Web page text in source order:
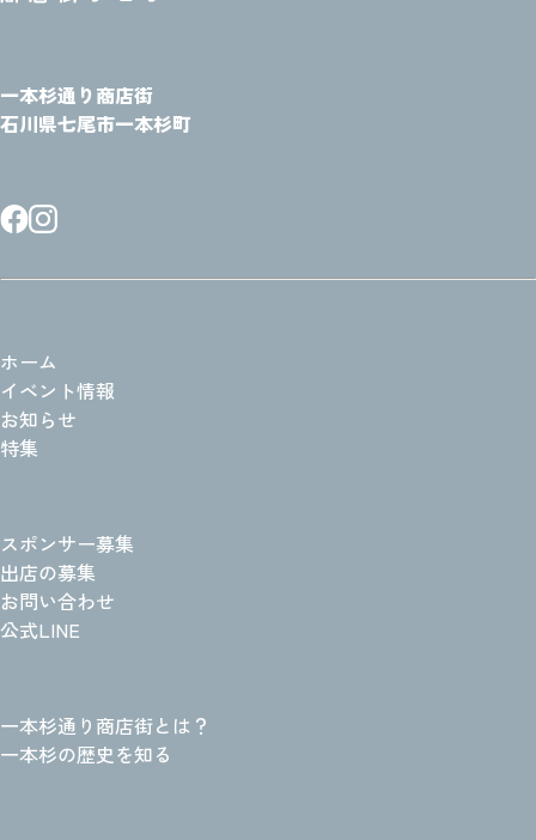
一本杉通り商店街
石川県七尾市一本杉町
ホーム
イベント情報
お知らせ
特集
スポンサー募集
出店の募集
お問い合わせ
公式LINE
一本杉通り商店街とは？
一本杉の歴史を知る